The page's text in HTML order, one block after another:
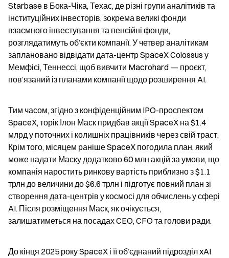
Starbase в Бока-Чіка, Техас, де різні групи аналітиків та
інституційних інвесторів, зокрема великі фонди
взаємного інвестування та пенсійні фонди,
розглядатимуть об’єкти компанії. У четвер аналітикам
заплановано відвідати дата-центр SpaceX Colossus у
Мемфісі, Теннессі, щоб вивчити Macrohard — проєкт,
пов’язаний із планами компанії щодо розширення AI.
Тим часом, згідно з конфіденційним IPO-проспектом
SpaceX, торік Ілон Маск придбав акції SpaceX на $1.4
млрд у поточних і колишніх працівників через свій траст.
Крім того, місяцем раніше SpaceX погодила план, який
може надати Маску додатково 60 млн акцій за умови, що
компанія наростить ринкову вартість приблизно з $1.1
трлн до величини до $6.6 трлн і підготує повний план зі
створення дата-центрів у космосі для обчислень у сфері
AI. Після розміщення Маск, як очікується,
залишатиметься на посадах CEO, CFO та голови ради.
До кінця 2025 року SpaceX і її об’єднаний підрозділ xAI